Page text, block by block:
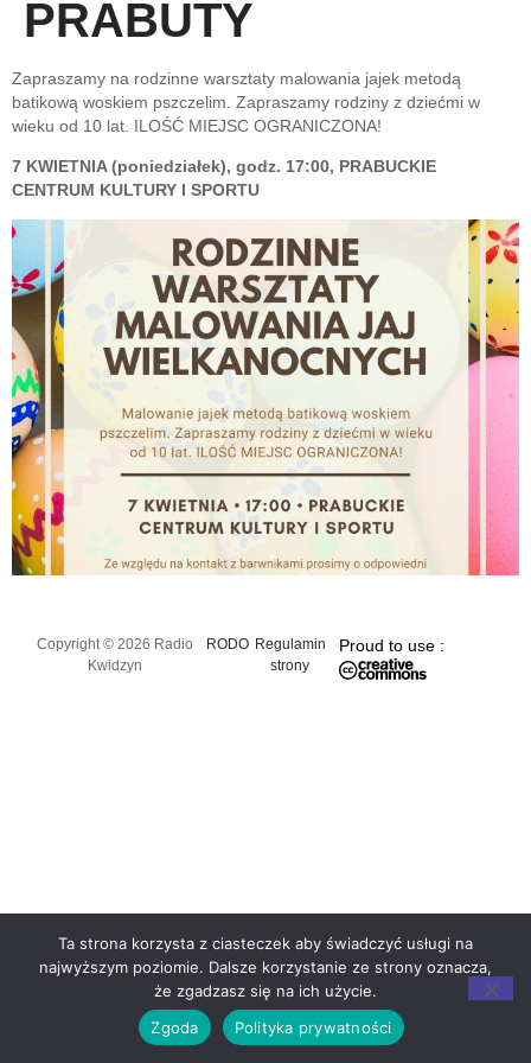
PRABUTY
Zapraszamy na rodzinne warsztaty malowania jajek metodą
batikową woskiem pszczelim. Zapraszamy rodziny z dziećmi w
wieku od 10 lat. ILOŚĆ MIEJSC OGRANICZONA!
7 KWIETNIA (poniedziałek), godz. 17:00, PRABUCKIE
CENTRUM KULTURY I SPORTU
Copyright © 2026 Radio
Kwidzyn
RODO Regulamin
strony
Proud to use :
Ta strona korzysta z ciasteczek aby świadczyć usługi na
najwyższym poziomie. Dalsze korzystanie ze strony oznacza,
że zgadzasz się na ich użycie.
Zgoda
Polityka prywatności